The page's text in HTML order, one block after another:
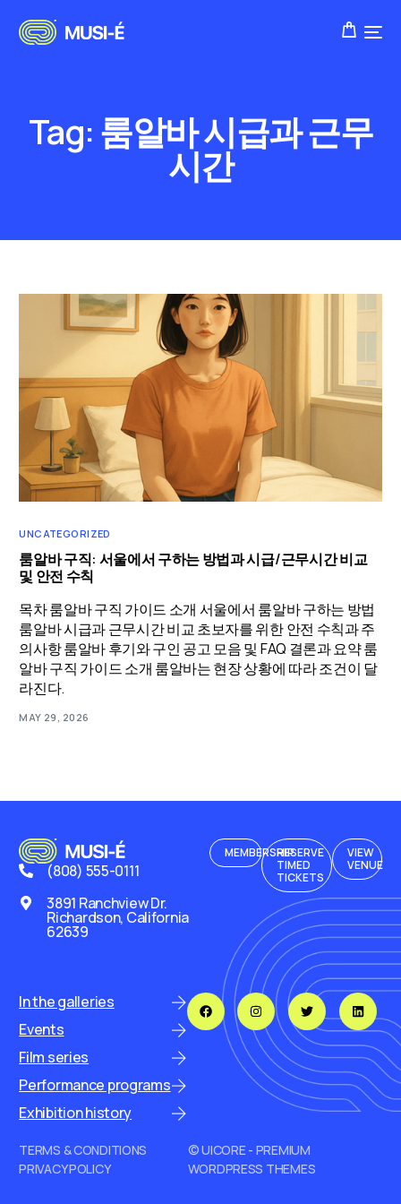
Tag:룸알바 시급과 근무
시간
UNCATEGORIZED
룸알바 구직: 서울에서 구하는 방법과 시급/근무시간 비교
및 안전 수칙
목차 룸알바 구직 가이드 소개 서울에서 룸알바 구하는 방법
룸알바 시급과 근무시간 비교 초보자를 위한 안전 수칙과 주
의사항 룸알바 후기와 구인 공고 모음 및 FAQ 결론과 요약 룸
알바 구직 가이드 소개 룸알바는 현장 상황에 따라 조건이 달
라진다.
MAY 29, 2026
(808) 555-0111
3891 Ranchview Dr.
Richardson, California
62639
MEMBERSHIPRESERVE
TIMED
TICKETS
VIEW
VENUE
In the galleries
Events
Film series
Performance programs
Exhibition history
TERMS & CONDITIONS
PRIVACY POLICY
© UICORE - PREMIUM
WORDPRESS THEMES